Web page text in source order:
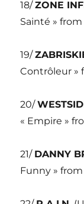
18/ZONE
Sainté » from
19/
Contrôleur »
20/
« Empire »
21/ DANNY
Funny »